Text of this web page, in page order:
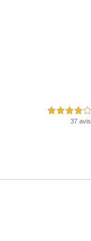
4,0 étoiles sur 5
37 avis